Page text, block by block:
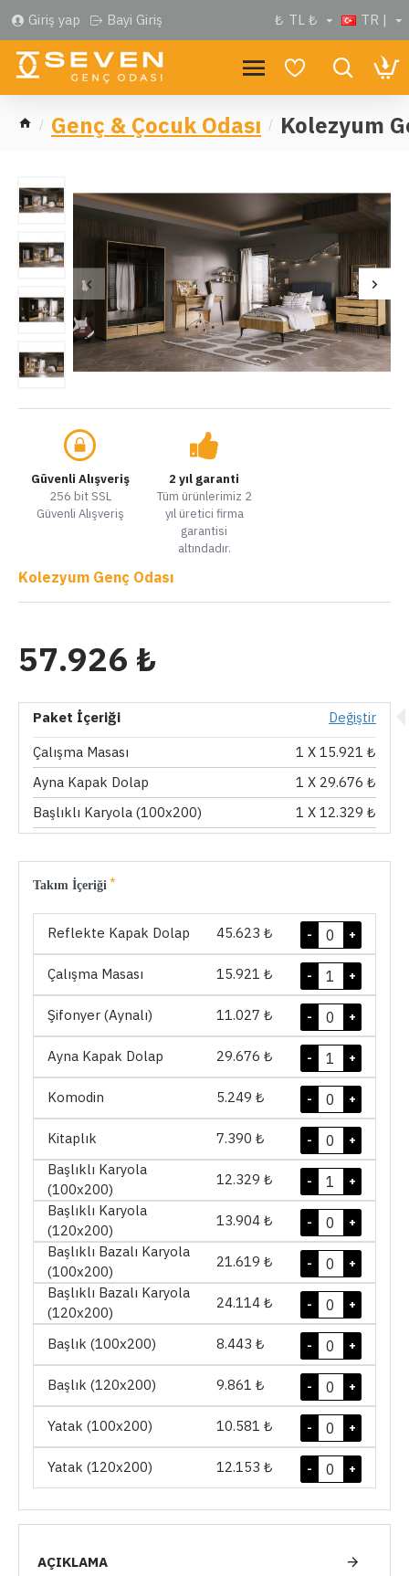
Giriş yap Bayi Giriş ₺ TL ₺ TR |
Genç & Çocuk Odası Kolezyum
Güvenli Alışveriş
256 bit SSL
Güvenli Alışveriş
2 yıl garanti
Tüm ürünlerimiz 2
yıl üretici firma
garantisi
altındadır.
Kolezyum Genç Odası
57.926 ₺
Paket İçeriği
Değiştir
Çalışma Masası
1 X 15.921 ₺
Ayna Kapak Dolap
1 X 29.676 ₺
Başlıklı Karyola (100x200)
1 X 12.329 ₺
Takım İçeriği
Reflekte Kapak Dolap 45.623 ₺ +
-
Çalışma Masası 15.921 ₺ +
-
Şifonyer (Aynalı) 11.027 ₺ +
-
Ayna Kapak Dolap 29.676 ₺ +
-
Komodin 5.249 ₺ +
-
Kitaplık 7.390 ₺ +
-
Başlıklı Karyola
(100x200)
12.329 ₺ +
-
Başlıklı Karyola
(120x200)
13.904 ₺ +
-
Başlıklı Bazalı Karyola
(100x200)
21.619 ₺ +
-
Başlıklı Bazalı Karyola
(120x200)
24.114 ₺ +
-
Başlık (100x200) 8.443 ₺ +
-
Başlık (120x200) 9.861 ₺ +
-
Yatak (100x200) 10.581 ₺ +
-
Yatak (120x200) 12.153 ₺ +
-
AÇIKLAMA